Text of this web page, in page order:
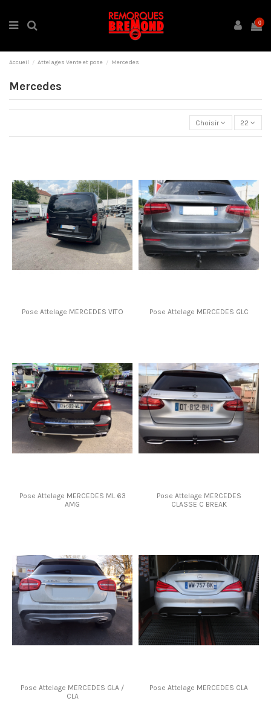
0
Accueil Attelages Vente et pose Mercedes
Mercedes
Choisir 22
Pose Attelage MERCEDES VITO Pose Attelage MERCEDES GLC
Pose Attelage MERCEDES ML 63
AMG
Pose Attelage MERCEDES
CLASSE C BREAK
Pose Attelage MERCEDES GLA /
CLA
Pose Attelage MERCEDES CLA